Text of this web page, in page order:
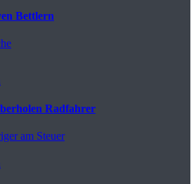
Bettlern
Radfahrer
am Steuer